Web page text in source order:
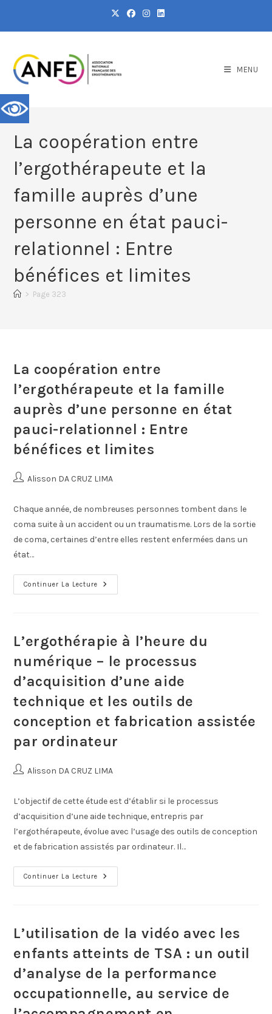
MENU
La coopération entre
l’ergothérapeute et la
famille auprès d’une
personne en état pauci-
relationnel : Entre
bénéfices et limites
> Page 323
La coopération entre
l’ergothérapeute et la famille
auprès d’une personne en état
pauci-relationnel : Entre
bénéfices et limites
Alisson DA CRUZ LIMA
Chaque année, de nombreuses personnes tombent dans le
coma suite à un accident ou un traumatisme. Lors de la sortie
de coma, certaines d’entre elles restent enfermées dans un
état…
Continuer La Lecture
L’ergothérapie à l’heure du
numérique – le processus
d’acquisition d’une aide
technique et les outils de
conception et fabrication assistée
par ordinateur
Alisson DA CRUZ LIMA
L’objectif de cette étude est d’établir si le processus
d’acquisition d’une aide technique, entrepris par
l’ergothérapeute, évolue avec l’usage des outils de conception
et de fabrication assistés par ordinateur. Il…
Continuer La Lecture
L’utilisation de la vidéo avec les
enfants atteints de TSA : un outil
d’analyse de la performance
occupationnelle, au service de